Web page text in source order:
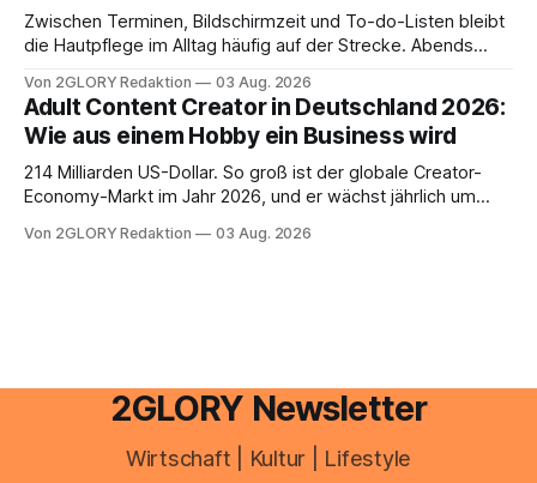
Zwischen Terminen, Bildschirmzeit und To-do-Listen bleibt
die Hautpflege im Alltag häufig auf der Strecke. Abends
Drogerie – mehr ist zeitlich oft nicht drin. Dabei reagiert die
Haut empfindlich auf Stress, Schlafmangel und
Umwelteinflüsse: Sie wirkt müde, spannt oder neigt zu
Unreinheiten. Professionelle
Von 2GLORY Redaktion 03 Aug. 2026
Adult Content Creator in Deutschland 2026:
Wie aus einem Hobby ein Business wird
214 Milliarden US-Dollar. So groß ist der globale Creator-
Economy-Markt im Jahr 2026, und er wächst jährlich um
ist längst ein ernstzunehmender Wirtschaftszweig. Weltweit
Von 2GLORY Redaktion 03 Aug. 2026
2GLORY Newsletter
Wirtschaft | Kultur | Lifestyle